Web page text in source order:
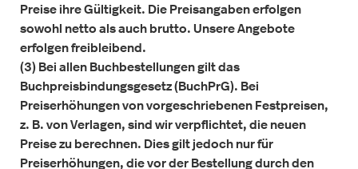
Preise ihre Gültigkeit. Die Preisangaben erfolgen
sowohl netto als auch brutto. Unsere Angebote
erfolgen freibleibend.
(3) Bei allen Buchbestellungen gilt das
Buchpreisbindungsgesetz (BuchPrG). Bei
Preiserhöhungen von vorgeschriebenen Festpreisen,
z. B. von Verlagen, sind wir verpflichtet, die neuen
Preise zu berechnen. Dies gilt jedoch nur für
Preiserhöhungen, die vor der Bestellung durch den